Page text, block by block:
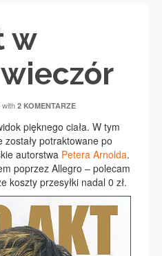
w
with 2 KOMENTARZE
pięknego ciała. W tym
potraktowane po
autorstwa Petera Arnolda.
poprzez Allegro – polecam
koszty przesyłki nadal 0 zł.